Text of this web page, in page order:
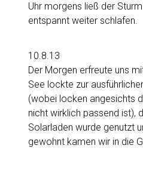
Uhr morgens ließ der
entspannt weiter schlafen.
10.8.13
Der Morgen erfreute uns
See lockte zur
(wobei locken angesichts
nicht wirklich passend ist),
Solarladen wurde genutzt
gewohnt kamen wir in die